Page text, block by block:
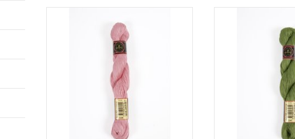
nr.12 25gr. 3326
TOEVOEGEN AAN WINKELWAGEN
nr.12
TOEVOEGEN AAN